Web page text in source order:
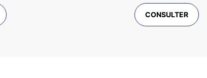
CONSULTER